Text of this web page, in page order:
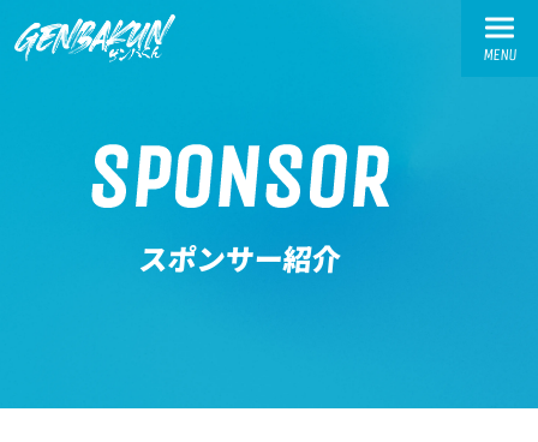
トップ
ゲンバくんとは
交流会実績
MENU
スポンサー紹介
SPONSOR